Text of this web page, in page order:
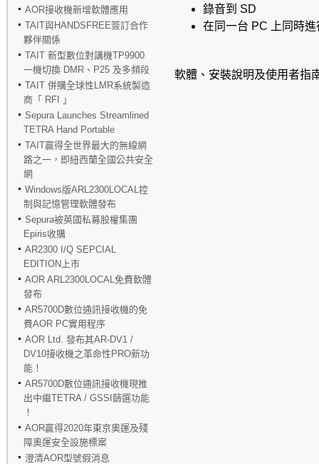
AOR接收機新增軟體應用
TAIT與HANDSFREE簽訂合作
夥伴關係
TAIT 新型數位對講機TP9900
一機切換 DMR、P25 及多頻段
TAIT 併購全球性LMR系統製造
商「 RFI 」
Sepura Launches Streamlined
TETRA Hand Portable
TAIT贏得全世界最大的無線網
路之一，即紐西蘭全國公共安全
網
Windows版ARL2300LOCAL控
制與記憶管理軟體發布
Sepura被英國私募股權集團
Epiris收購
AR2300 I/Q SEPCIAL
EDITION上市
AOR ARL2300LOCAL免費軟體
發布
AR5700D數位通訊接收機的免
費AOR PC實用程序
AOR Ltd. 發布其AR-DV1 /
DV10接收機之革命性PRO新功
能！
AR5700D數位通訊接收機現推
出中繼TETRA / GSSI篩選功能
！
AOR贏得2020年東京奧運及殘
障奧運安全設施標案
澄清AOR型號假消息
錄音到 SD
在同一台 PC 上同時
軟體、安裝說明及使用者指